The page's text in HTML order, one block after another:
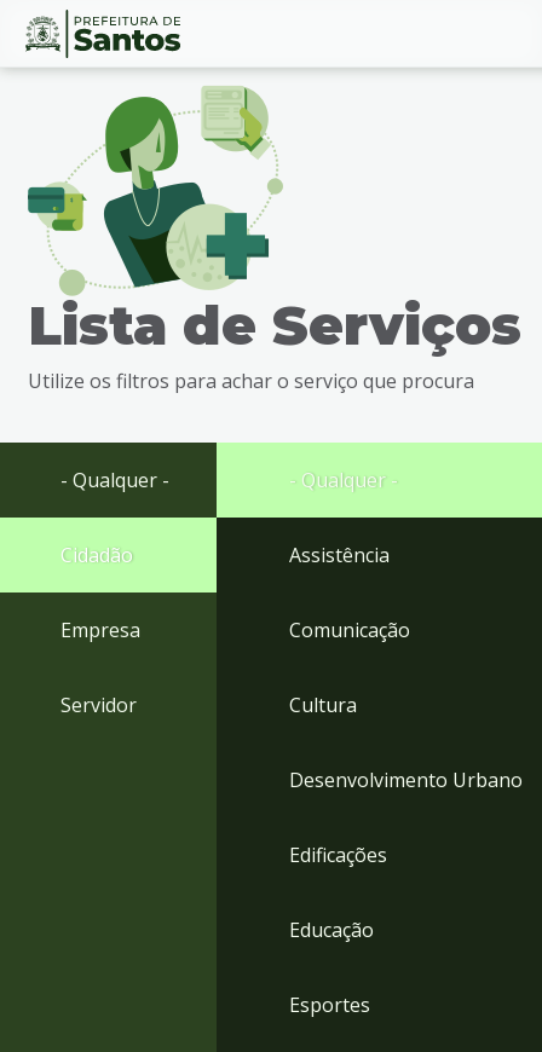
Ir
busca
Ir
rodapé
Conteúdo
Lista de Serviços
Utilize os filtros para achar o serviço que procura
- Qualquer -
Cidadão
Empresa
Servidor
- Qualquer -
Assistência
Comunicação
Cultura
Desenvolvimento Urbano
Edificações
Educação
Esportes